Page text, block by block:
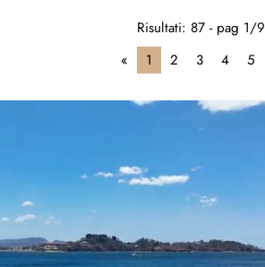
Risultati: 87 - pag 1/9
«
1 2 3 4 5